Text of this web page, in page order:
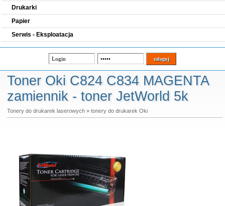
Drukarki
Papier
Serwis - Eksploatacja
Toner Oki C824 C834 MAGENTA
zamiennik - toner JetWorld 5k
Tonery do drukarek laserowych» tonery do drukarek Oki